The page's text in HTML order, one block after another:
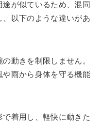
が似ているため、混同
以下のような違いがあ
動きを制限しません。
雨から身体を守る機能
着用し、軽快に動きた